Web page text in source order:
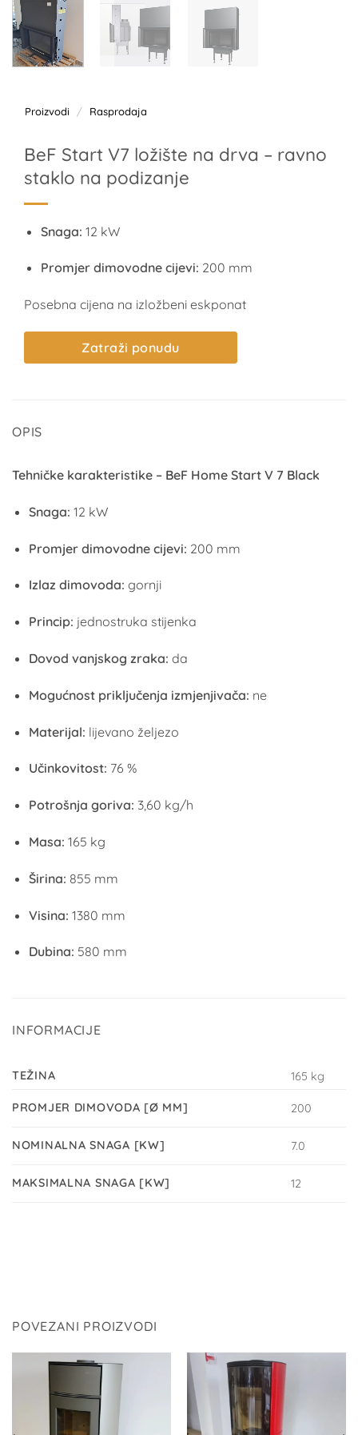
Proizvodi / Rasprodaja
BeF Start V7 ložište na drva – ravno
staklo na podizanje
Snaga: 12 kW
Promjer dimovodne cijevi: 200 mm
Posebna cijena na izložbeni eskponat
Zatraži ponudu
OPIS
Tehničke karakteristike – BeF Home Start V 7 Black
Snaga: 12 kW
Promjer dimovodne cijevi: 200 mm
Izlaz dimovoda: gornji
Princip: jednostruka stijenka
Dovod vanjskog zraka: da
Mogućnost priključenja izmjenjivača: ne
Materijal: lijevano željezo
Učinkovitost: 76 %
Potrošnja goriva: 3,60 kg/h
Masa: 165 kg
Širina: 855 mm
Visina: 1380 mm
Dubina: 580 mm
INFORMACIJE
TEŽINA 165 kg
PROMJER DIMOVODA [Ø MM] 200
NOMINALNA SNAGA [KW] 7.0
MAKSIMALNA SNAGA [KW] 12
POVEZANI PROIZVODI